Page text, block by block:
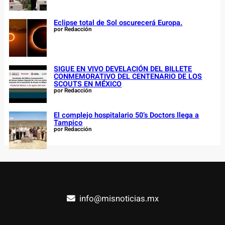
Eclipse total de Sol oscurecerá Europa.
por Redacción
SIGUE EN VIVO DEVELACIÓN DEL BILLETE
CONMEMORATIVO DEL CENTENARIO DE LOS
SCOUTS EN MÉXICO
por Redacción
El complejo hospitalario 50’s Doctors llega a
Tampico
por Redacción
info@misnoticias.mx